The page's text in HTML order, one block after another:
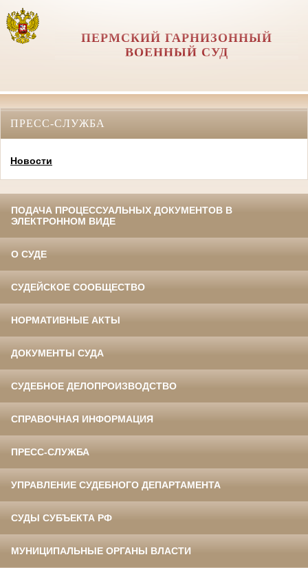
ПЕРМСКИЙ ГАРНИЗОННЫЙ
ВОЕННЫЙ СУД
ПРЕСС-СЛУЖБА
Новости
ПОДАЧА ПРОЦЕССУАЛЬНЫХ ДОКУМЕНТОВ В
ЭЛЕКТРОННОМ ВИДЕ
О СУДЕ
СУДЕЙСКОЕ СООБЩЕСТВО
НОРМАТИВНЫЕ АКТЫ
ДОКУМЕНТЫ СУДА
СУДЕБНОЕ ДЕЛОПРОИЗВОДСТВО
СПРАВОЧНАЯ ИНФОРМАЦИЯ
ПРЕСС-СЛУЖБА
УПРАВЛЕНИЕ СУДЕБНОГО ДЕПАРТАМЕНТА
СУДЫ СУБЪЕКТА РФ
МУНИЦИПАЛЬНЫЕ ОРГАНЫ ВЛАСТИ